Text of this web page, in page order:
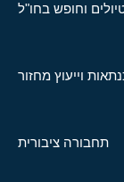
וחופש בחו"ל
וייעוץ מחזור
תחבורה ציבורית